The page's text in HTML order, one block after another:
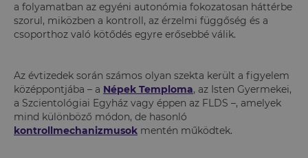
a folyamatban az egyéni autonómia fokozatosan háttérbe
szorul, miközben a kontroll, az érzelmi függőség és a
csoporthoz való kötődés egyre erősebbé válik.
Az évtizedek során számos olyan szekta került a figyelem
középpontjába – a Népek Temploma, az Isten Gyermekei,
a Szcientológiai Egyház vagy éppen az FLDS –, amelyek
mind különböző módon, de hasonló
kontrollmechanizmusok mentén működtek.